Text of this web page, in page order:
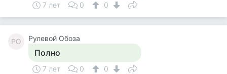
7 лет 0 0
РО Рулевой Обоза
Полно
7 лет 0 0